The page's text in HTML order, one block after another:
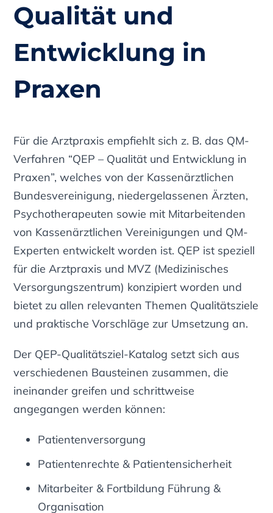
Qualität und
Entwicklung in
Praxen
Für die Arztpraxis empfiehlt sich z. B. das QM-
Verfahren “QEP – Qualität und Entwicklung in
Praxen”, welches von der Kassenärztlichen
Bundesvereinigung, niedergelassenen Ärzten,
Psychotherapeuten sowie mit Mitarbeitenden
von Kassenärztlichen Vereinigungen und QM-
Experten entwickelt worden ist. QEP ist speziell
für die Arztpraxis und MVZ (Medizinisches
Versorgungszentrum) konzipiert worden und
bietet zu allen relevanten Themen Qualitätsziele
und praktische Vorschläge zur Umsetzung an.
Der QEP-Qualitätsziel-Katalog setzt sich aus
verschiedenen Bausteinen zusammen, die
ineinander greifen und schrittweise
angegangen werden können:
Patientenversorgung
Patientenrechte & Patientensicherheit
Mitarbeiter & Fortbildung Führung &
Organisation